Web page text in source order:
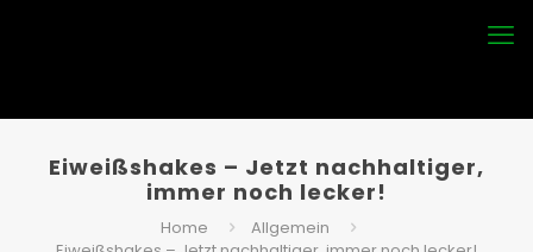
Eiweißshakes – Jetzt nachhaltiger,
immer noch lecker!
Home
Allgemein